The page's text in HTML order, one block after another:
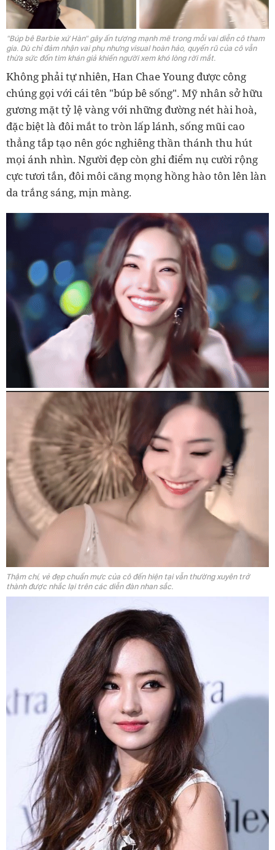
"Búp bê Barbie xứ Hàn" gây ấn tượng mạnh mẽ trong mỗi vai diễn cô tham
gia. Dù chỉ đảm nhận vai phụ nhưng visual hoàn hảo, quyến rũ của cô vẫn
thừa sức đốn tim khán giả khiến người xem khó lòng rời mắt.
Không phải tự nhiên, Han Chae Young được công
chúng gọi với cái tên "búp bê sống". Mỹ nhân sở hữu
gương mặt tỷ lệ vàng với những đường nét hài hoà,
đặc biệt là đôi mắt to tròn lấp lánh, sống mũi cao
thẳng tắp tạo nên góc nghiêng thần thánh thu hút
mọi ánh nhìn. Người đẹp còn ghi điểm nụ cười rộng
cực tươi tắn, đôi môi căng mọng hồng hào tôn lên làn
da trắng sáng, mịn màng.
Thậm chí, vẻ đẹp chuẩn mực của cô đến hiện tại vẫn thường xuyên trở
thành được nhắc lại trên các diễn đàn nhan sắc.